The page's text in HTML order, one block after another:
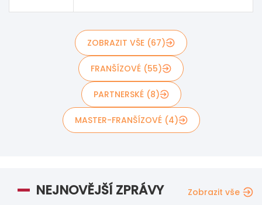
ZOBRAZIT VŠE (67)
FRANŠÍZOVÉ (55)
PARTNERSKÉ (8)
MASTER-FRANŠÍZOVÉ (4)
NEJNOVĚJŠÍ ZPRÁVY Zobrazit vše